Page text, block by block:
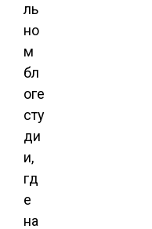
ль
но
м
бл
оге
сту
ди
и,
гд
е
на